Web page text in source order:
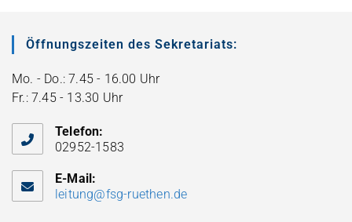
Öffnungszeiten des Sekretariats:
Mo. - Do.: 7.45 - 16.00 Uhr
Fr.: 7.45 - 13.30 Uhr
Telefon:
02952-1583
E-Mail:
leitung@fsg-ruethen.de